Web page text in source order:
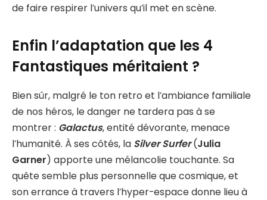
de faire respirer l’univers qu’il met en scène.
Enfin l’adaptation que les 4
Fantastiques méritaient ?
Bien sûr, malgré le ton retro et l’ambiance familiale
de nos héros, le danger ne tardera pas à se
montrer : Galactus, entité dévorante, menace
l’humanité. À ses côtés, la Silver Surfer(Julia
Garner) apporte une mélancolie touchante. Sa
quête semble plus personnelle que cosmique, et
son errance à travers l’hyper-espace donne lieu à